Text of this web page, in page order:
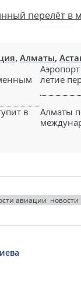
перелёт в
, Алматы,
летие
в
Алматы
авиации новости